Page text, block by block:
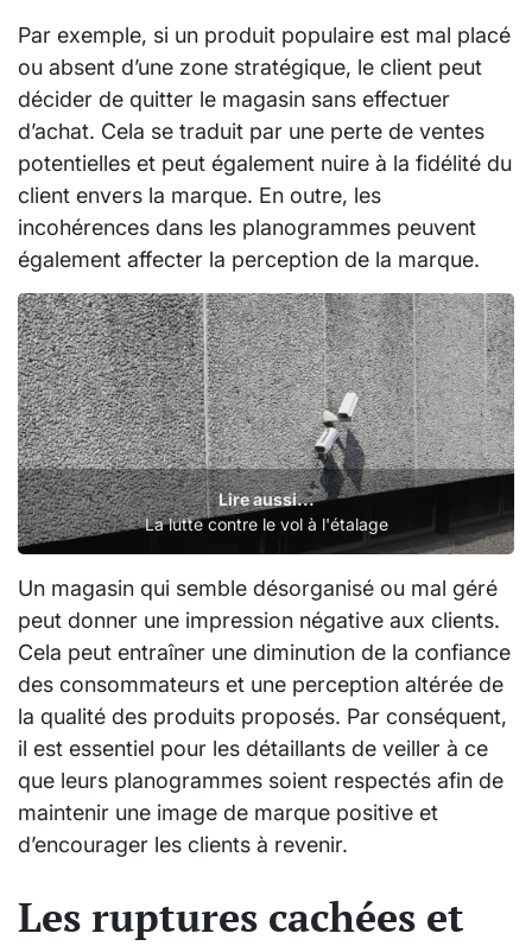
Par exemple, si un produit populaire est mal placé
ou absent d’une zone stratégique, le client peut
décider de quitter le magasin sans effectuer
d’achat. Cela se traduit par une perte de ventes
potentielles et peut également nuire à la fidélité du
client envers la marque. En outre, les
incohérences dans les planogrammes peuvent
également affecter la perception de la marque.
Lire aussi...
La lutte contre le vol à l'étalage
Un magasin qui semble désorganisé ou mal géré
peut donner une impression négative aux clients.
Cela peut entraîner une diminution de la confiance
des consommateurs et une perception altérée de
la qualité des produits proposés. Par conséquent,
il est essentiel pour les détaillants de veiller à ce
que leurs planogrammes soient respectés afin de
maintenir une image de marque positive et
d’encourager les clients à revenir.
Les ruptures cachées et